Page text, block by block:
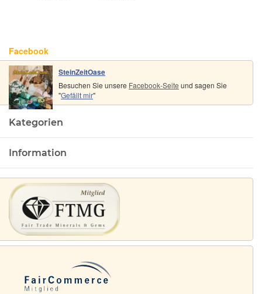
Facebook
SteinZeitOase
Besuchen Sie unsere Facebook-Seite und sagen Sie
"Gefällt mir"
Kategorien
Information